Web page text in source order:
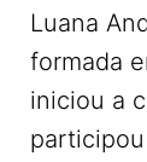
Luana
formada
iniciou a